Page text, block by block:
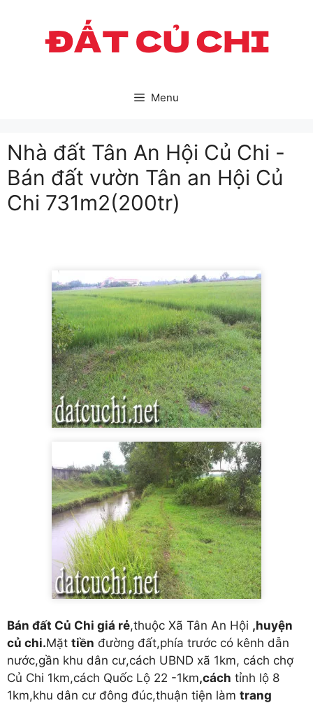
Menu
Nhà đất Tân An Hội Củ Chi -
Bán đất vườn Tân an Hội Củ
Chi 731m2(200tr)
Bán đất Củ Chi giá rẻ,thuộc Xã Tân An Hội ,huyện
củ chi.Mặt tiền đường đất,phía trước có kênh dẫn
nước,gần khu dân cư,cách UBND xã 1km, cách chợ
Củ Chi 1km,cách Quốc Lộ 22 -1km,cách tỉnh lộ 8
1km,khu dân cư đông đúc,thuận tiện làm trang